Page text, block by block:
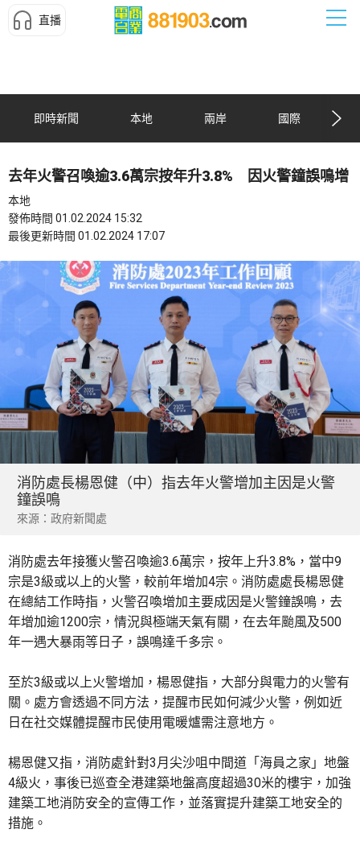
直播
即時新聞 本地 兩岸 國際
去年火警召喚逾3.6萬宗按年升3.8% 因火警鐘誤鳴增
本地
發佈時間 01.02.2024 15:32
最後更新時間 01.02.2024 17:07
消防處長楊恩健（中）指去年火警增加主因是火警
鐘誤鳴
來源：政府新聞處
消防處去年接獲火警召喚逾3.6萬宗，按年上升3.8%，當中9
宗是3級或以上的火警，較前年增加4宗。消防處處長楊恩健
在總結工作時指，火警召喚增加主要成因是火警鐘誤鳴，去
年增加逾1200宗，情況與極端天氣有關，在去年颱風及500
年一遇大暴雨等日子，誤鳴達千多宗。
至於3級或以上火警增加，楊恩健指，大部分與電力的火警有
關。處方會透過不同方法，提醒市民如何減少火警，例如近
日在社交媒體提醒市民使用電暖爐需注意地方。
楊恩健又指，消防處針對3月尖沙咀中間道「海員之家」地盤
4級火，事後已巡查全港建築地盤高度超過30米的樓宇，加強
建築工地消防安全的宣傳工作，並落實提升建築工地安全的
措施。